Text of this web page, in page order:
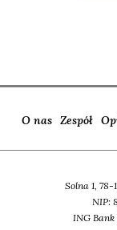
O nas Zespół
Solna 1,
NIP:
ING Bank